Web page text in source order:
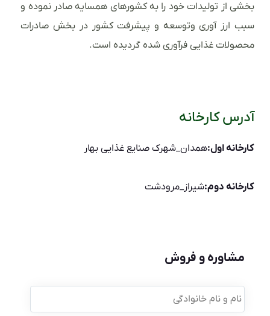
بخشی از تولیدات خود را به کشورهای همسایه صادر نموده و
سبب ارز آوری وتوسعه و پیشرفت کشور در بخش صادرات
محصولات غذایی فرآوری شده گردیده است.
آدرس کارخانه
کارخانه اول:همدان_شهرک صنایع غذایی بهار
کارخانه دوم:شیراز_مرودشت
مشاوره و فروش
نام
و
نام